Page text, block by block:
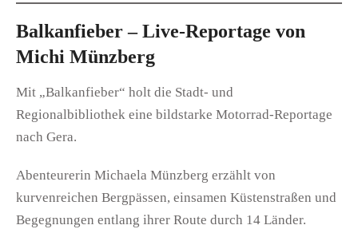
Balkanfieber – Live-Reportage von
Michi Münzberg
Mit „Balkanfieber“ holt die Stadt- und
Regionalbibliothek eine bildstarke Motorrad-Reportage
nach Gera.
Abenteurerin Michaela Münzberg erzählt von
kurvenreichen Bergpässen, einsamen Küstenstraßen und
Begegnungen entlang ihrer Route durch 14 Länder.